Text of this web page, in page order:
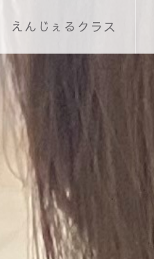
えんじぇるクラス